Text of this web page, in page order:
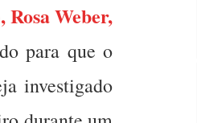
Weber,
para que o
investigado